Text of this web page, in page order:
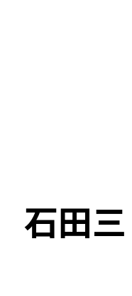
石田三